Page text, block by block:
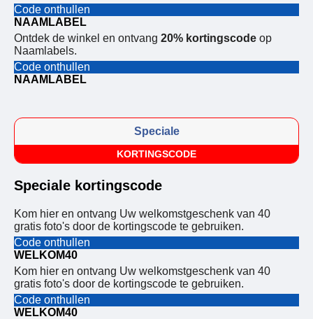
Code onthullen
NAAMLABEL
Ontdek de winkel en ontvang 20% kortingscode op
Naamlabels.
Code onthullen
NAAMLABEL
Speciale
KORTINGSCODE
Speciale kortingscode
Kom hier en ontvang Uw welkomstgeschenk van 40
gratis foto's door de kortingscode te gebruiken.
Code onthullen
WELKOM40
Kom hier en ontvang Uw welkomstgeschenk van 40
gratis foto's door de kortingscode te gebruiken.
Code onthullen
WELKOM40